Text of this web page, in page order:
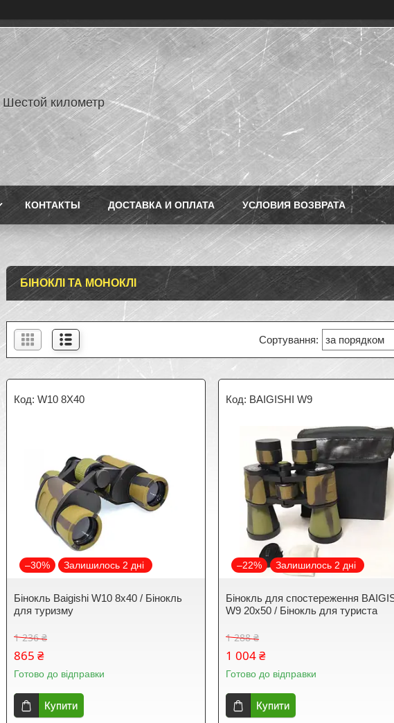
Шестой километр
КОНТАКТЫ ДОСТАВКА И ОПЛАТА УСЛОВИЯ ВОЗВРАТА
БІНОКЛІ ТА МОНОКЛІ
W10 8X40
–30% Залишилось 2 дні
Бінокль Baigishi W10 8х40 / Бінокль
для туризму
1 236 ₴
865 ₴
Готово до відправки
Купити
BAIGISHI W9
–22% Залишилось 2 дні
Бінокль для спостереження
W9 20х50 / Бінокль для туриста
1 288 ₴
1 004 ₴
Готово до відправки
Купити